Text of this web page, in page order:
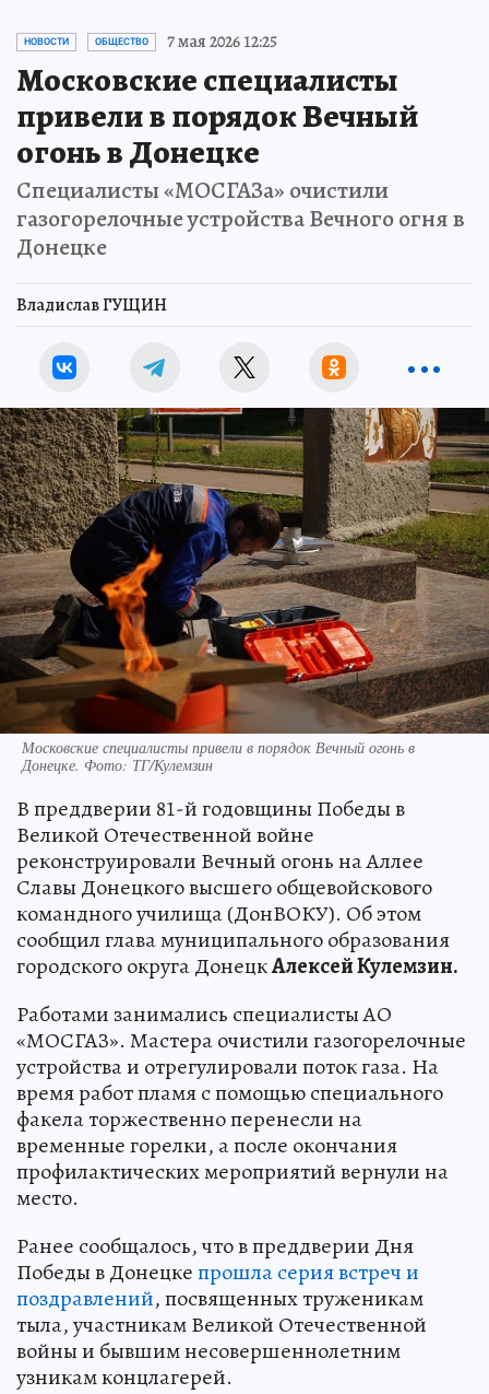
НОВОСТИ ОБЩЕСТВО 7 мая 2026 12:25
Московские специалисты
привели в порядок Вечный
огонь в Донецке
Специалисты «МОСГАЗа» очистили
газогорелочные устройства Вечного огня в
Донецке
Владислав ГУЩИН
Московские специалисты привели в порядок Вечный огонь в
Донецке. Фото: ТГ/Кулемзин
В преддверии 81-й годовщины Победы в
Великой Отечественной войне
реконструировали Вечный огонь на Аллее
Славы Донецкого высшего общевойскового
командного училища (ДонВОКУ). Об этом
сообщил глава муниципального образования
городского округа ДонецкАлексей Кулемзин.
Работами занимались специалисты АО
«МОСГАЗ». Мастера очистили газогорелочные
устройства и отрегулировали поток газа. На
время работ пламя с помощью специального
факела торжественно перенесли на
временные горелки, а после окончания
профилактических мероприятий вернули на
место.
Ранее сообщалось, что в преддверии Дня
Победы в Донецкепрошла серия встреч и
поздравлений, посвященных труженикам
тыла, участникам Великой Отечественной
войны и бывшим несовершеннолетним
узникам концлагерей.